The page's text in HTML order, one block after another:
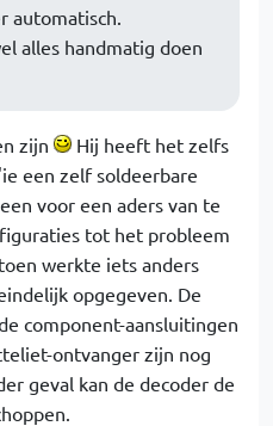
automatisch.
alles handmatig doen
zijn
Hij heeft het zelfs
een zelf soldeerbare
voor een aders van te
tot het probleem
werkte iets anders
opgegeven. De
component-aansluitingen
ontvanger zijn nog
geval kan de decoder de